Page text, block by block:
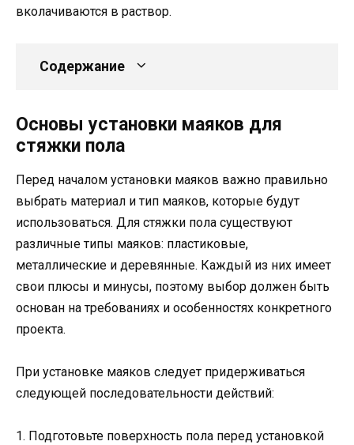
вколачиваются в раствор.
Содержание
Основы установки маяков для
стяжки пола
Перед началом установки маяков важно правильно
выбрать материал и тип маяков, которые будут
использоваться. Для стяжки пола существуют
различные типы маяков: пластиковые,
металлические и деревянные. Каждый из них имеет
свои плюсы и минусы, поэтому выбор должен быть
основан на требованиях и особенностях конкретного
проекта.
При установке маяков следует придерживаться
следующей последовательности действий:
1. Подготовьте поверхность пола перед установкой